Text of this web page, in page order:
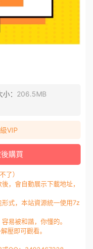
： 206.5MB
VIP
購買
了）
，會自動展示下載地址，
式，本站資源統一使用7z
易被和諧，你懂的。
即可觀看。